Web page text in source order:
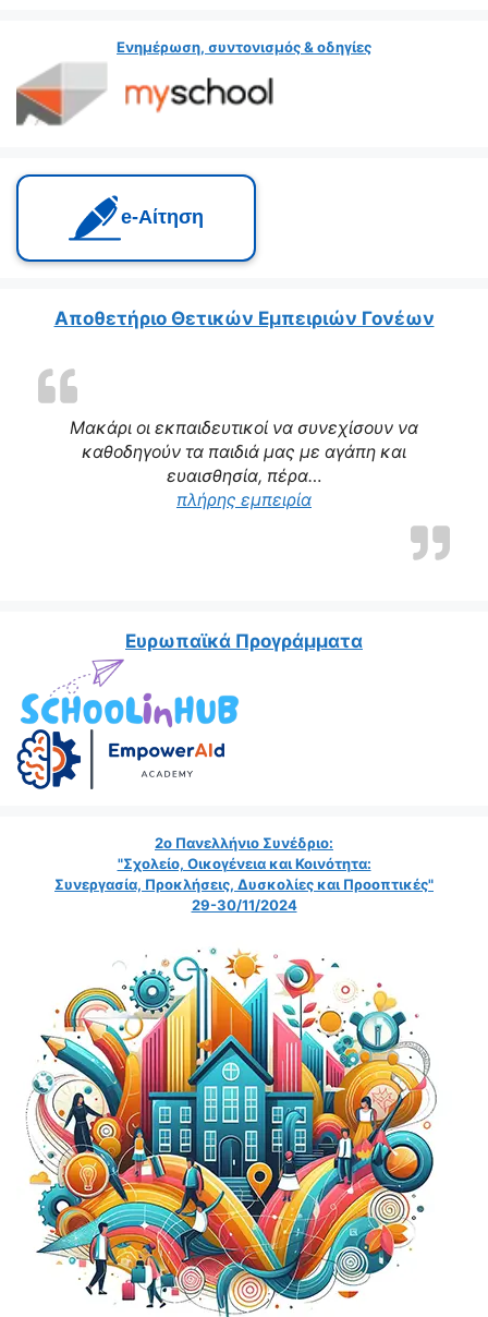
Ενημέρωση, συντονισμός & οδηγίες
e‑Αίτηση
Μακάρι οι εκπαιδευτικοί να συνεχίσουν να
καθοδηγούν τα παιδιά μας με αγάπη και
ευαισθησία, πέρα…
πλήρης εμπειρία“Η δασκάλα μας
Αποθετήριο Θετικών Εμπειριών Γονέων
Ευρωπαϊκά Προγράμματα
2ο Πανελλήνιο Συνέδριο:
"Σχολείο, Οικογένεια και Κοινότητα:
Συνεργασία, Προκλήσεις, Δυσκολίες και Προοπτικές"
29-30/11/2024